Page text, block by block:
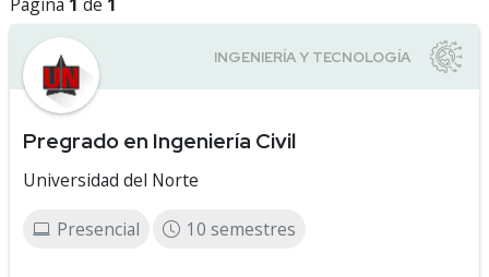
Pregrado en Ingeniería Civil
Universidad del Norte
Presencial 10 semestres